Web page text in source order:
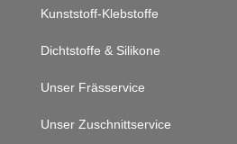
Kunststoff-Klebstoffe
Dichtstoffe & Silikone
Unser Frässervice
Unser Zuschnittservice